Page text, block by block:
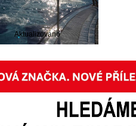
Aktualizováno